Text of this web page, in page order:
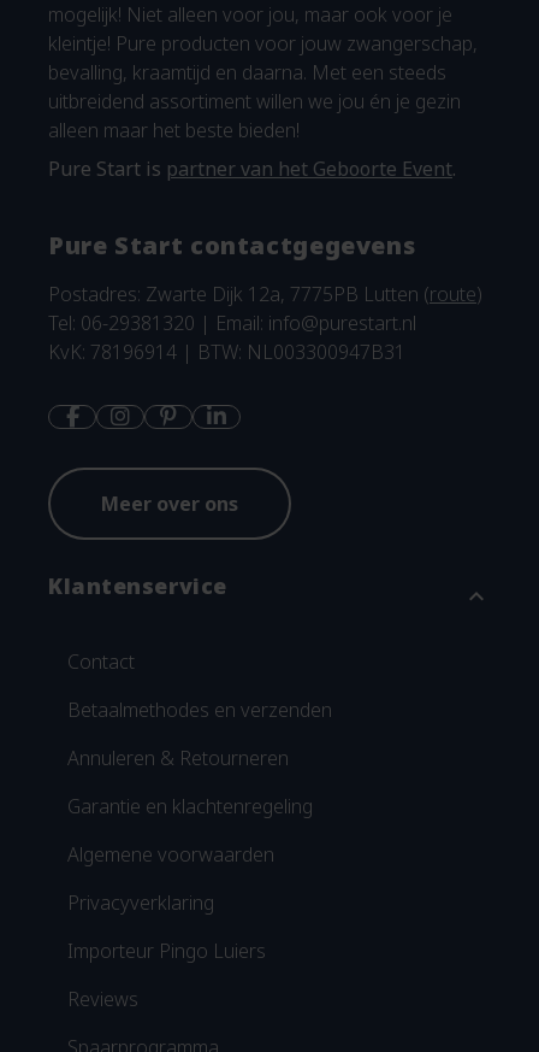
mogelijk! Niet alleen voor jou, maar ook voor je
kleintje! Pure producten voor jouw zwangerschap,
bevalling, kraamtijd en daarna. Met een steeds
uitbreidend assortiment willen we jou én je gezin
alleen maar het beste bieden!
Pure Start is partner van het Geboorte Event.
Pure Start contactgegevens
Postadres: Zwarte Dijk 12a, 7775PB Lutten (route)
Tel: 06-29381320 | Email: info@purestart.nl
KvK: 78196914 | BTW: NL003300947B31
Meer over ons
Klantenservice expand_more
Contact
Betaalmethodes en verzenden
Annuleren & Retourneren
Garantie en klachtenregeling
Algemene voorwaarden
Privacyverklaring
Importeur Pingo Luiers
Reviews